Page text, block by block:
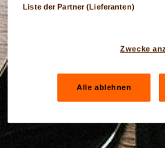
Liste der Partner (Lieferanten)
Zwecke
Alle ablehnen